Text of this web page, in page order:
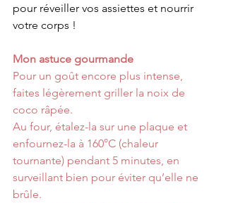
pour réveiller vos assiettes et nourrir
votre corps !
Mon astuce gourmande
Pour un goût encore plus intense,
faites légèrement griller la noix de
coco râpée.
Au four, étalez-la sur une plaque et
enfournez-la à 160°C (chaleur
tournante) pendant 5 minutes, en
surveillant bien pour éviter qu’elle ne
brûle.